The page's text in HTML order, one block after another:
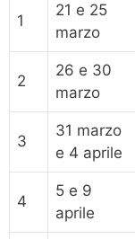
1
21 e 25
marzo
2
26 e 30
marzo
3
31 marzo
e 4 aprile
4
5 e 9
aprile